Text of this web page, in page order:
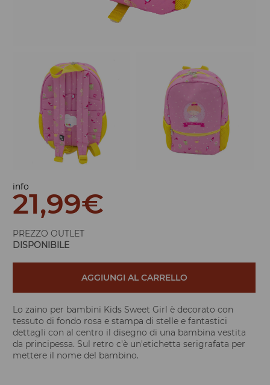
info
21,99€
PREZZO OUTLET
DISPONIBILE
AGGIUNGI AL CARRELLO
Lo zaino per bambini Kids Sweet Girl è decorato con
tessuto di fondo rosa e stampa di stelle e fantastici
dettagli con al centro il disegno di una bambina vestita
da principessa. Sul retro c'è un'etichetta serigrafata per
mettere il nome del bambino.